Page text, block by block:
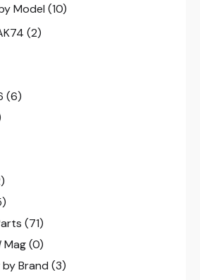
Model (10)
(2)
(6)
(71)
Mag (0)
Brand (3)